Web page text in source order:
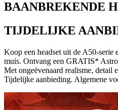
BAANBREKENDE
TIJDELIJKE
Koop een headset uit de A50-
muis. Ontvang een GRATIS*
Met ongeëvenaard realisme, detail
Tijdelijke aanbieding. Algemene